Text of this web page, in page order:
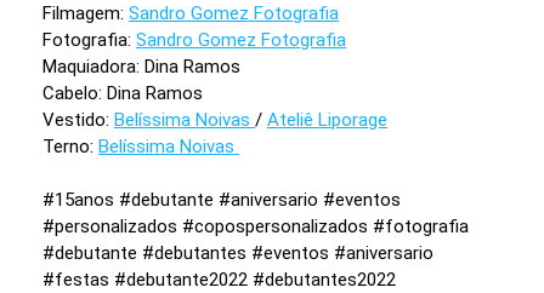
Filmagem: Sandro Gomez Fotografia
Fotografia: Sandro Gomez Fotografia
Maquiadora: Dina Ramos
Cabelo: Dina Ramos
Vestido: Belíssima Noivas / Ateliê Liporage
Terno: Belíssima Noivas
#15anos #debutante #aniversario #eventos
#personalizados #copospersonalizados #fotografia
#debutante #debutantes #eventos #aniversario
#festas #debutante2022 #debutantes2022